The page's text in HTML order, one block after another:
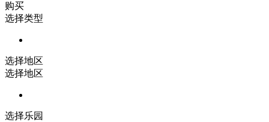
购买
选择类型
选择地区
选择地区
选择乐园